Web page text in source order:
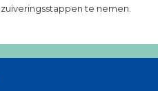
te nemen.